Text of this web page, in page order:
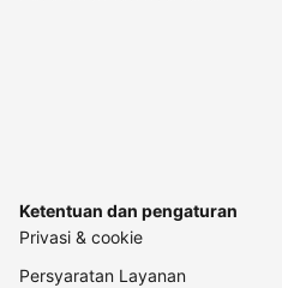
Ketentuan dan pengaturan
Privasi & cookie
Persyaratan Layanan